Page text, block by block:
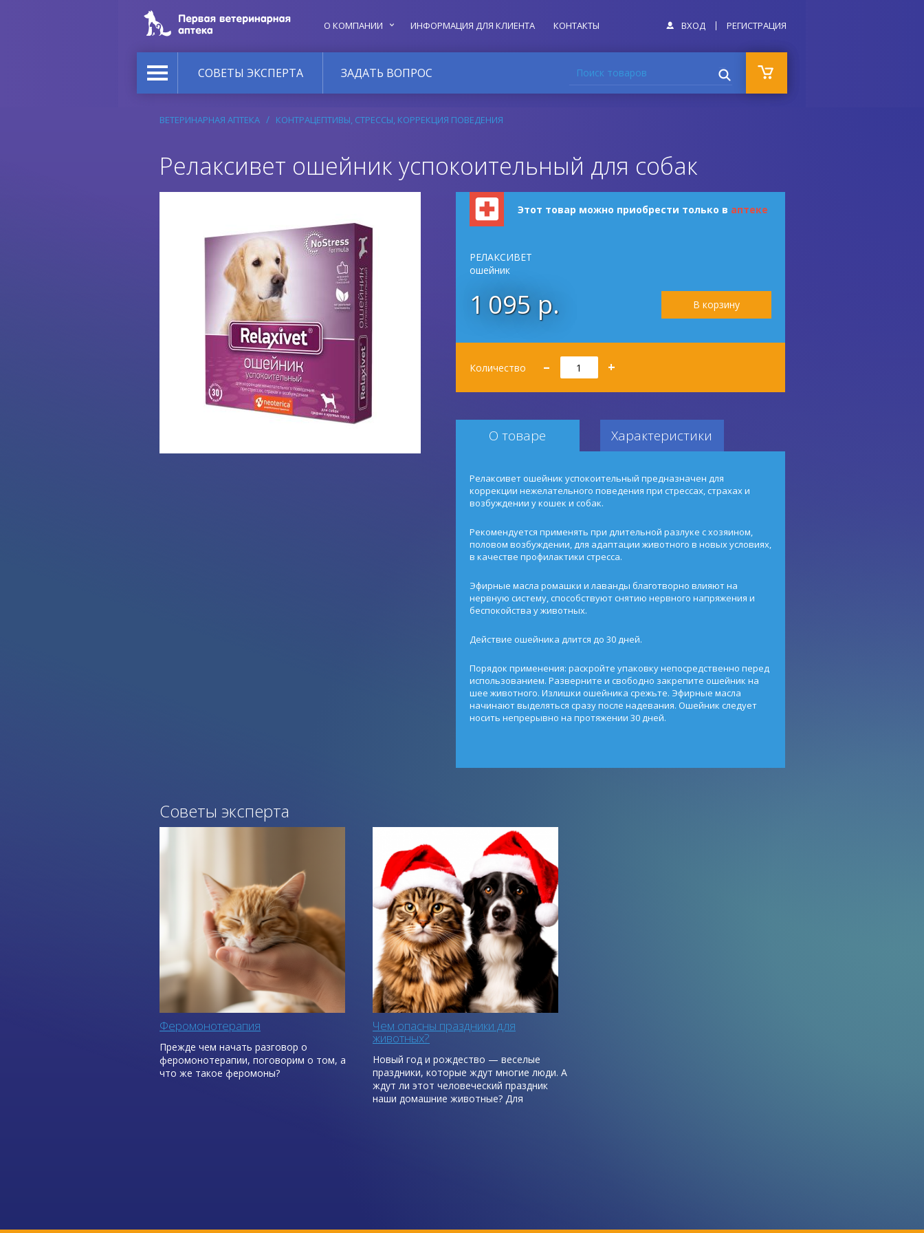
О КОМПАНИИ ИНФОРМАЦИЯ ДЛЯ КЛИЕНТА КОНТАКТЫ ВХОД РЕГИСТРАЦИЯ
СОВЕТЫ ЭКСПЕРТА ЗАДАТЬ ВОПРОС Поиск товаров
ВЕТЕРИНАРНАЯ АПТЕКА КОНТРАЦЕПТИВЫ, СТРЕССЫ, КОРРЕКЦИЯ ПОВЕДЕНИЯ
Релаксивет ошейник успокоительный для собак
Этот товар можно приобрести только в аптеке
РЕЛАКСИВЕТ
ошейник
1 095 р.
Количество
Количество
– +
О товаре Характеристики
Релаксивет ошейник успокоительный предназначен для
коррекции нежелательного поведения при стрессах, страхах и
возбуждении у кошек и собак.
Рекомендуется применять при длительной разлуке с хозяином,
половом возбуждении, для адаптации животного в новых условиях,
в качестве профилактики стресса.
Эфирные масла ромашки и лаванды благотворно влияют на
нервную систему, способствуют снятию нервного напряжения и
беспокойства у животных.
Действие ошейника длится до 30 дней.
Порядок применения: раскройте упаковку непосредственно перед
использованием. Разверните и свободно закрепите ошейник на
шее животного. Излишки ошейника срежьте. Эфирные масла
начинают выделяться сразу после надевания. Ошейник следует
носить непрерывно на протяжении 30 дней.
Советы эксперта
Феромонотерапия
Прежде чем начать разговор о
феромонотерапии, поговорим о том, а
что же такое феромоны?
Чем опасны праздники для
животных?
Новый год и рождество — веселые
праздники, которые ждут многие люди. А
ждут ли этот человеческий праздник
наши домашние животные? Для